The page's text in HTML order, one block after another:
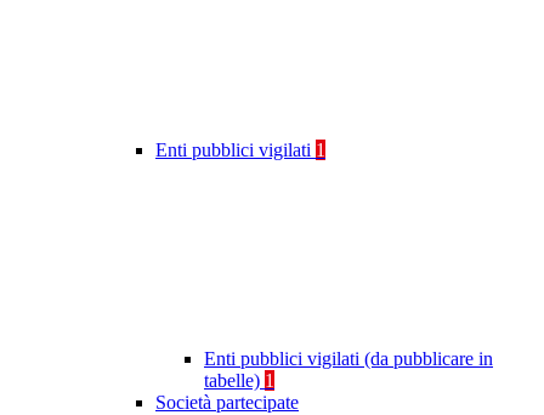
Enti pubblici vigilati 1
Enti pubblici vigilati (da pubblicare in
tabelle) 1
Società partecipate